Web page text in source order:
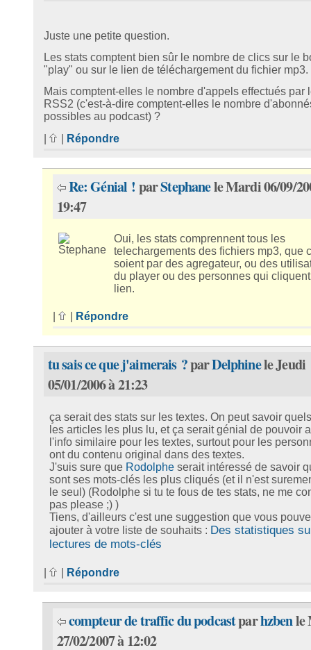
Juste une petite question.
Les stats comptent bien sûr le nombre de clics sur le
"play" ou sur le lien de téléchargement du fichier mp3.
Mais comptent-elles le nombre d'appels effectués par
RSS2 (c'est-à-dire comptent-elles le nombre
possibles au podcast) ?
Répondre
Re: Génial ! parStephanele Mardi 06/09/
19:47
Oui, les stats comprennent tous les
telechargements des fichiers mp3, que
soient par des agregateur, ou des
du player ou des personnes qui
lien.
Répondre
tu sais ce que j'aimerais ?parDelphinele Jeudi
05/01/2006 à 21:23
ça serait des stats sur les textes. On peut savoir
les articles les plus lu, et ça serait génial de pouvoir
l'info similaire pour les textes, surtout pour les
ont du contenu original dans des textes.
J'suis sure que Rodolpheserait intéressé de savoir
sont ses mots-clés les plus cliqués (et il n'est
le seul) (Rodolphe si tu te fous de tes stats, ne me
pas please ;) )
Tiens, d'ailleurs c'est une suggestion que vous
ajouter à votre liste de souhaits : Des statistiques
lectures de mots-clés
Répondre
compteur de traffic du podcastparhzbenle
27/02/2007 à 12:02